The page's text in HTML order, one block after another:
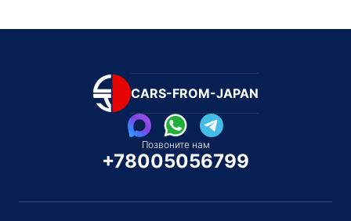
CARS-FROM-JAPAN
Позвоните нам
+78005056799